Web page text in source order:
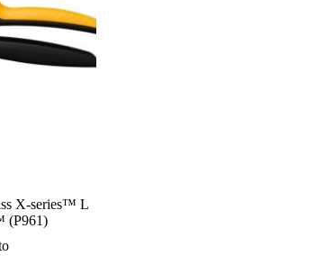
X-series™ L
(P961)